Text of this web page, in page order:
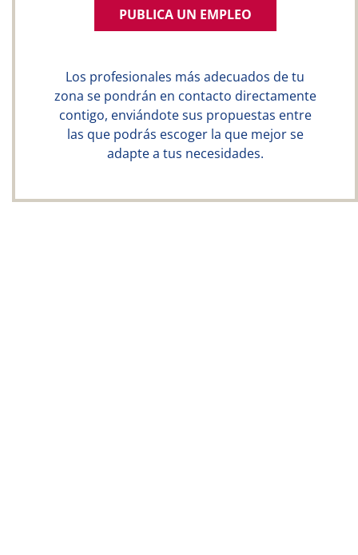
PUBLICA UN EMPLEO
Los profesionales más adecuados de tu
zona se pondrán en contacto directamente
contigo, enviándote sus propuestas entre
las que podrás escoger la que mejor se
adapte a tus necesidades.